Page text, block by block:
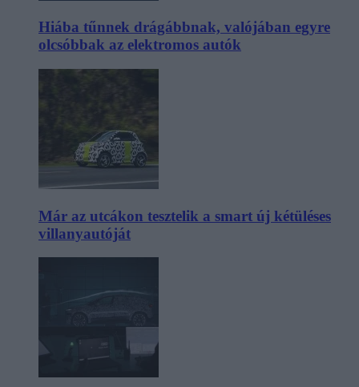
Hiába tűnnek drágábbnak, valójában egyre
olcsóbbak az elektromos autók
Már az utcákon tesztelik a smart új kétüléses
villanyautóját